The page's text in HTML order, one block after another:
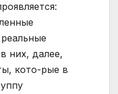
них, далее,
кото-рые в